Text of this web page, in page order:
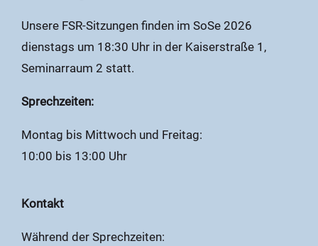
Unsere FSR-Sitzungen finden im SoSe 2026
dienstags um 18:30 Uhr in der Kaiserstraße 1,
Seminarraum 2 statt.
Sprechzeiten:
Montag bis Mittwoch und Freitag:
10:00 bis 13:00 Uhr
Kontakt
Während der Sprechzeiten: